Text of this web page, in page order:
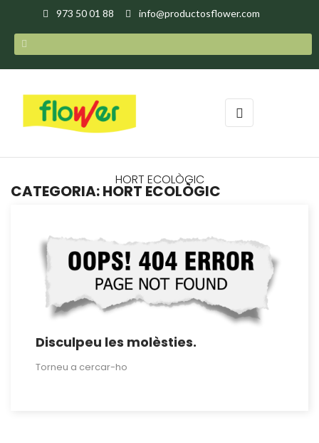
973 50 01 88 info@productosflower.com
Toggle
navigation
☰
HORT ECOLÒGIC
CATEGORIA: HORT ECOLÒGIC
Disculpeu les molèsties.
Torneu a cercar-ho